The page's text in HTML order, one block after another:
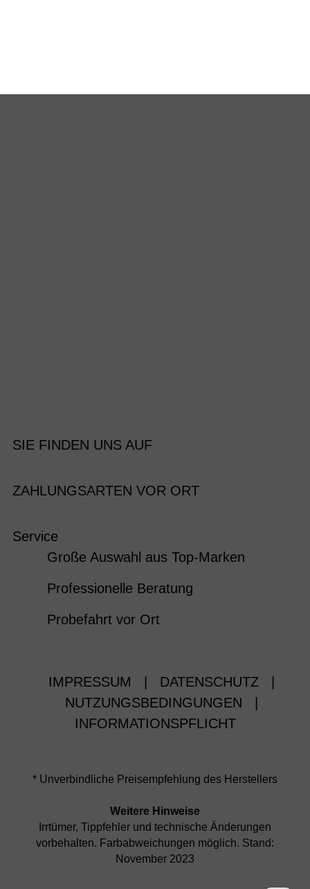
SIE FINDEN UNS AUF
ZAHLUNGSARTEN VOR ORT
Service
Große Auswahl aus Top-Marken
Professionelle Beratung
Probefahrt vor Ort
IMPRESSUM DATENSCHUTZ
NUTZUNGSBEDINGUNGEN
INFORMATIONSPFLICHT
* Unverbindliche Preisempfehlung des Herstellers
Weitere Hinweise
Irrtümer, Tippfehler und technische Änderungen
vorbehalten. Farbabweichungen möglich. Stand:
November 2023